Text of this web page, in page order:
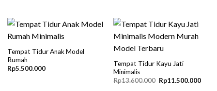
Tempat Tidur Anak Model
Rumah
Rp5.500.000
Tempat Tidur Kayu Jati
Minimalis
Rp13.600.000 Original
price
Rp11.500.000